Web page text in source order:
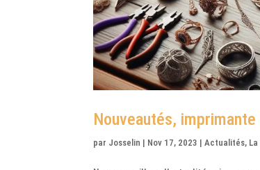
Nouveautés,
par Josselin | Nov 17, 2023 |Actualités,